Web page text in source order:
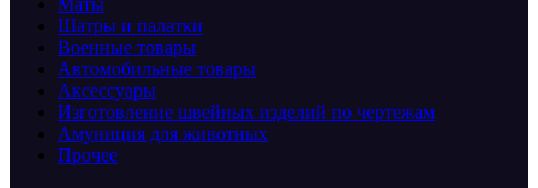
Маты
Шатры и палатки
Военные товары
Автомобильные товары
Аксессуары
Изготовление швейных изделий по чертежам
Амуниция для животных
Прочее